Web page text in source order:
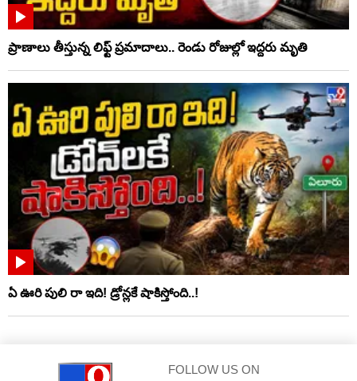
ప్రాణాలు తీస్తున్న లిఫ్ట్‌ ప్రమాదాలు.. రెండు రోజుల్లో ఇద్దరు మృతి
ఏ ఊరి పులి రా ఇది! డ్రోన్లకే షాకిస్తోంది..!
FOLLOW US ON